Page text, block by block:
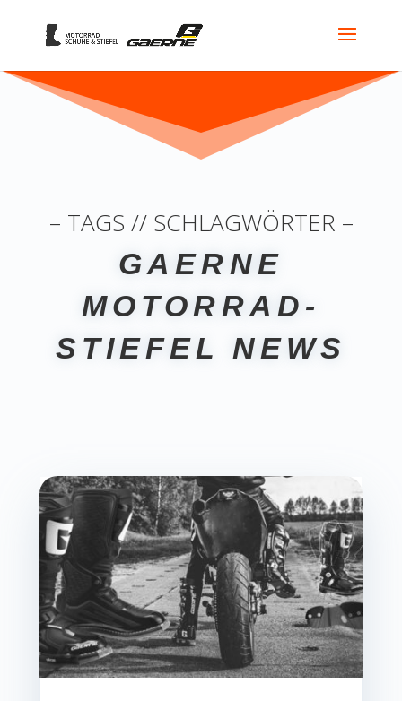
– TAGS // SCHLAGWÖRTER –
GAERNE
MOTORRAD-
STIEFEL NEWS